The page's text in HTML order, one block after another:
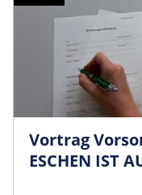
Vortrag
ESCHEN IST